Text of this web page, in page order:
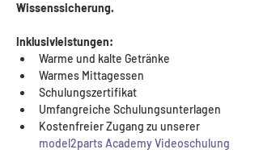
Wissenssicherung.
Inklusivleistungen:
Warme und kalte Getränke
Warmes Mittagessen
Schulungszertifikat
Umfangreiche Schulungsunterlagen
Kostenfreier Zugang zu unserer
model2parts Academy Videoschulung